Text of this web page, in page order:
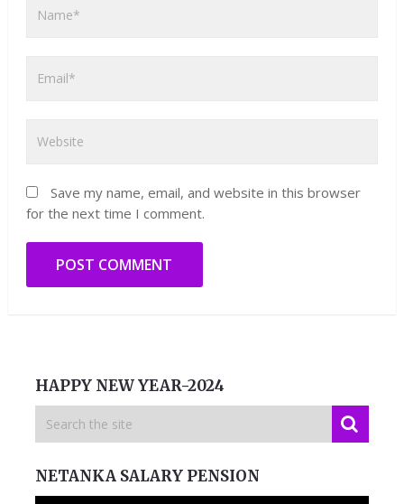
Save my name, email, and website in this browser
for the next time I comment.
HAPPY NEW YEAR-2024
NETANKA SALARY PENSION